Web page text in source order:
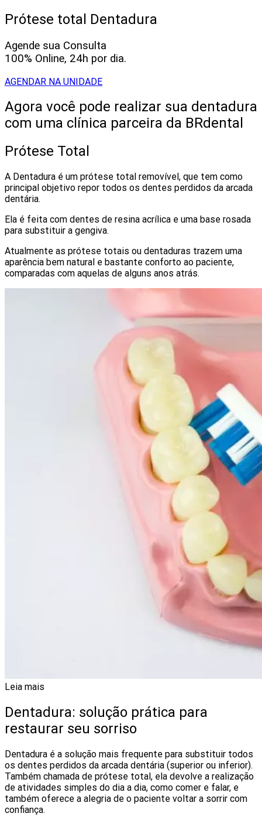
Prótese total Dentadura
Agende sua Consulta
100% Online, 24h por dia.
AGENDAR NA UNIDADE
Agora você pode realizar sua dentadura
com uma clínica parceira da BRdental
Prótese Total
A Dentadura é um prótese total removível, que tem como
principal objetivo repor todos os dentes perdidos da arcada
dentária.
Ela é feita com dentes de resina acrílica e uma base rosada
para substituir a gengiva.
Atualmente as prótese totais ou dentaduras trazem uma
aparência bem natural e bastante conforto ao paciente,
comparadas com aquelas de alguns anos atrás.
Leia mais
Dentadura: solução prática para
restaurar seu sorriso
Dentadura é a solução mais frequente para substituir todos
os dentes perdidos da arcada dentária (superior ou inferior).
Também chamada de prótese total, ela devolve a realização
de atividades simples do dia a dia, como comer e falar, e
também oferece a alegria de o paciente voltar a sorrir com
confiança.